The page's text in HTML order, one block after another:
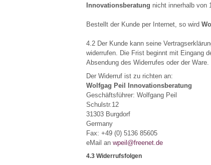
Innovationsberatung nicht innerhalb von
Bestellt der Kunde per Internet, so wird
4.2 Der Kunde kann seine
widerrufen. Die Frist beginnt mit Eingang
Absendung des Widerrufes oder der Ware.
Der Widerruf ist zu richten an:
Wolfgag Peil Innovationsberatung
Geschäftsführer: Wolfgang Peil
Schulstr.12
31303 Burgdorf
Germany
Fax: +49 (0) 5136 85605
eMail an wpeil@freenet.de
4.3 Widerrufsfolgen